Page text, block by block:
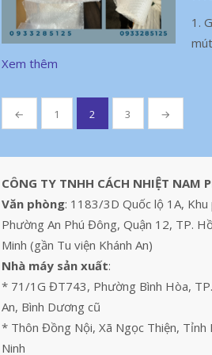
1.
Xem thêm
Phân
trang
bài
viết
← 1 2 3 →
CÔNG TY TNHH CÁCH NHIỆT NAM
Văn phòng: 1183/3D Quốc lộ 1A, Khu
Phường An Phú Đông, Quận 12, TP.
Minh (gần Tu viện Khánh An)
Nhà máy sản xuất:
* 71/1G ĐT743, Phường Bình Hòa,
An, Bình Dương cũ
* Thôn Đồng Nội, Xã Ngọc Thiện, Tỉnh
Ninh